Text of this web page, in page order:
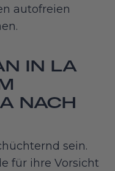
autofreien
IN LA
NACH
sein.
für ihre Vorsicht